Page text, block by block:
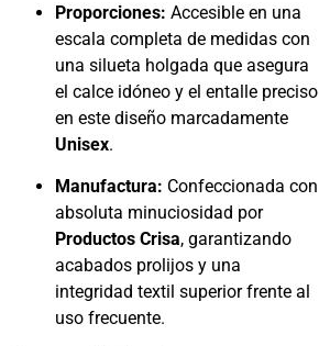
Proporciones: Accesible en una
escala completa de medidas con
una silueta holgada que asegura
el calce idóneo y el entalle preciso
en este diseño marcadamente
Unisex.
Manufactura: Confeccionada con
absoluta minuciosidad por
Productos Crisa, garantizando
acabados prolijos y una
integridad textil superior frente al
uso frecuente.